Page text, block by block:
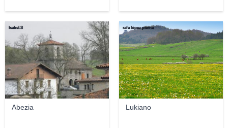
Abezia
Isabel.S
Lukiano
rafa lópez pierna